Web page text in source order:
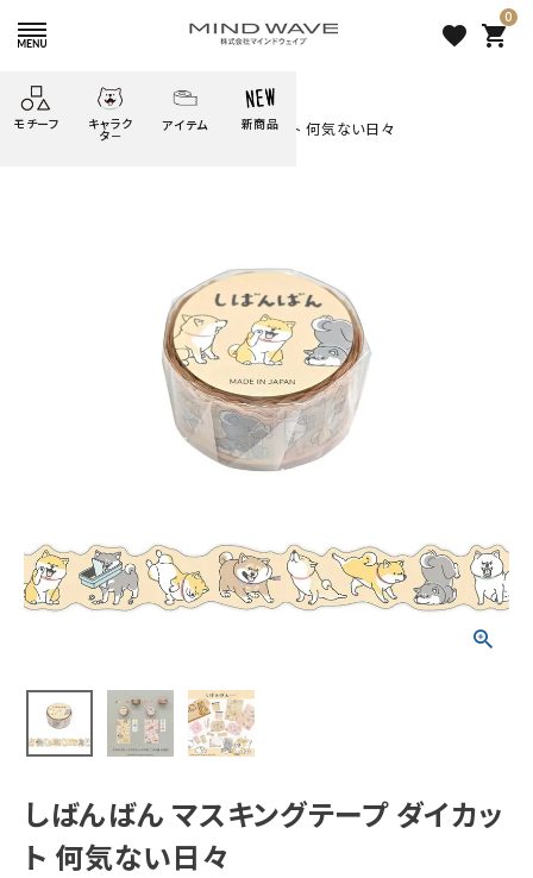
favorite
0
shopping_cart
モチーフ キャラク
タ－
ムーちゃん
だっとちゃん ばいばいべあ
ようこそ
かわうそ
ゆるあにまる
ツンダちゃん ウサコレフレンズ
アイテム
文具小物
雑貨
新商品 search
新着商品
モチーフから探す
アイテムから探す
HOME
すべての商品
しばんばん マスキングテープ ダイカット 何気ない日々
しばんばん マスキングテープ ダイカッ
ト 何気ない日々